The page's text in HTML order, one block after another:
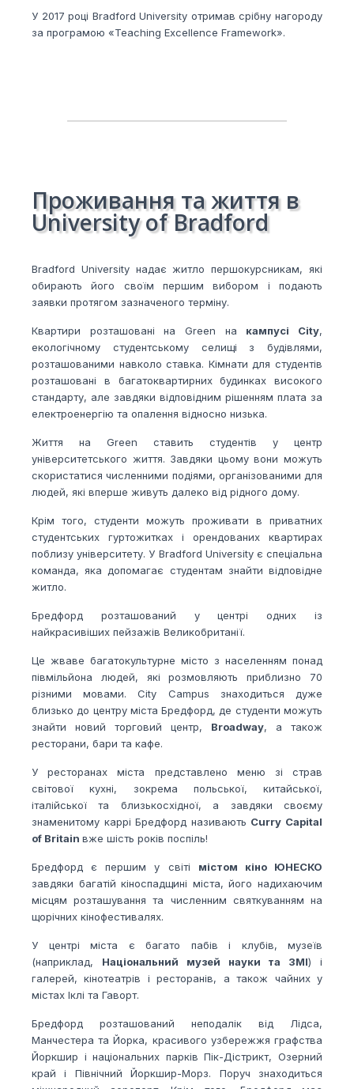
У 2017 році Bradford University отримав срібну нагороду
за програмою «Teaching Excellence Framework».
Проживання та життя в
University of Bradford
Bradford University надає житло першокурсникам, які
обирають його своїм першим вибором і подають
заявки протягом зазначеного терміну.
Квартири розташовані на Green на кампусі City,
екологічному студентському селищі з будівлями,
розташованими навколо ставка. Кімнати для студентів
розташовані в багатоквартирних будинках високого
стандарту, але завдяки відповідним рішенням плата за
електроенергію та опалення відносно низька.
Життя на Green ставить студентів у центр
університетського життя. Завдяки цьому вони можуть
скористатися численними подіями, організованими для
людей, які вперше живуть далеко від рідного дому.
Крім того, студенти можуть проживати в приватних
студентських гуртожитках і орендованих квартирах
поблизу університету. У Bradford University є спеціальна
команда, яка допомагає студентам знайти відповідне
житло.
Бредфорд розташований у центрі одних із
найкрасивіших пейзажів Великобританії.
Це жваве багатокультурне місто з населенням понад
півмільйона людей, які розмовляють приблизно 70
різними мовами. City Campus знаходиться дуже
близько до центру міста Бредфорд, де студенти можуть
знайти новий торговий центр, Broadway, а також
ресторани, бари та кафе.
У ресторанах міста представлено меню зі страв
світової кухні, зокрема польської, китайської,
італійської та близькосхідної, а завдяки своєму
знаменитому каррі Бредфорд називають Curry Capital
of Britain вже шість років поспіль!
Бредфорд є першим у світі
містом кіно ЮНЕСКО
завдяки багатій кіноспадщині міста, його надихаючим
місцям розташування та численним святкуванням на
щорічних кінофестивалях.
У центрі міста є багато пабів і клубів, музеїв
(наприклад, Національний музей науки та ЗМІ)і
галерей, кінотеатрів і ресторанів, а також чайних у
містах Іклі та Гаворт.
Бредфорд розташований неподалік від Лідса,
Манчестера та Йорка, красивого узбережжя графства
Йоркшир і національних парків Пік-Дістрикт, Озерний
край і Північний Йоркшир-Морз. Поруч знаходиться